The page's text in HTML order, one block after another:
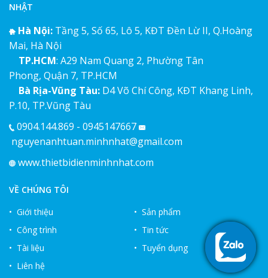
NHẬT
Hà Nội: Tầng 5, Số 65, Lô 5, KĐT Đền Lừ II, Q.Hoàng
Mai, Hà Nội
TP.HCM: A29 Nam Quang 2, Phường Tân
Phong, Quận 7, TP.HCM
Bà Rịa-Vũng Tàu: D4 Võ Chí Công, KĐT Khang Linh,
P.10, TP.Vũng Tàu
0904.144.869 - 0945147667
nguyenanhtuan.minhnhat@gmail.com
www.thietbidienminhnhat.com
VỀ CHÚNG TÔI
• Giới thiệu
• Sản phẩm
• Công trình
• Tin tức
• Tài liệu
• Tuyển dụng
• Liên hệ